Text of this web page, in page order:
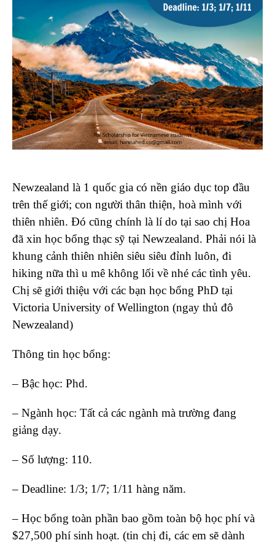
Newzealand là 1 quốc gia có nền giáo dục top đầu
trên thế giới; con người thân thiện, hoà mình với
thiên nhiên. Đó cũng chính là lí do tại sao chị Hoa
đã xin học bổng thạc sỹ tại Newzealand. Phải nói là
khung cảnh thiên nhiên siêu siêu đỉnh luôn, đi
hiking nữa thì u mê không lối về nhé các tình yêu.
Chị sẽ giới thiệu với các bạn học bổng PhD tại
Victoria University of Wellington (ngay thủ đô
Newzealand)
Thông tin học bổng:
– Bậc học: Phd.
– Ngành học: Tất cả các ngành mà trường đang
giảng dạy.
– Số lượng: 110.
– Deadline: 1/3; 1/7; 1/11 hàng năm.
– Học bổng toàn phần bao gồm toàn bộ học phí và
$27,500 phí sinh hoạt. (tin chị đi, các em sẽ dành